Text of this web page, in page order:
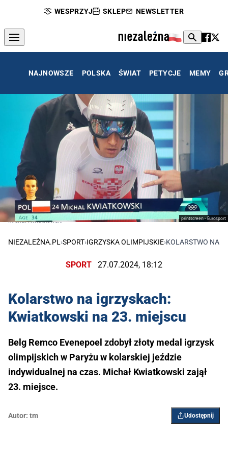
WESPRZYJ SKLEP NEWSLETTER
NAJNOWSZE POLSKA ŚWIAT PETYCJE MEMY
printscreen - Eurosport
Michał Kwiatkowski
NIEZALEŻNA.PL ›SPORT›IGRZYSKA OLIMPIJSKIE›KOLARSTWO NA
SPORT 27.07.2024, 18:12
Kolarstwo na igrzyskach:
Kwiatkowski na 23. miejscu
Belg Remco Evenepoel zdobył złoty medal igrzysk
olimpijskich w Paryżu w kolarskiej jeździe
indywidualnej na czas. Michał Kwiatkowski zajął
23. miejsce.
Autor: tm Udostępnij